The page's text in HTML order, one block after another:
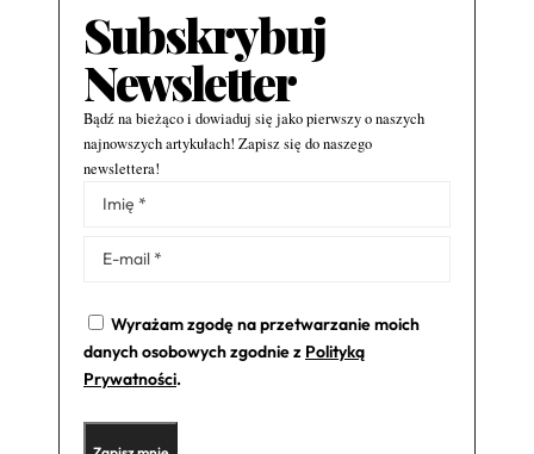
Subskrybuj
Newsletter
Bądź na bieżąco i dowiaduj się jako pierwszy o naszych
najnowszych artykułach! Zapisz się do naszego
newslettera!
Wyrażam zgodę na przetwarzanie moich
danych osobowych zgodnie z Polityką
Prywatności.
Alternative: